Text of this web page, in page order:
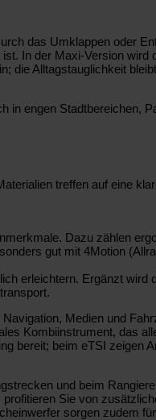
das Umklappen oder
In der Maxi-Version wird
die Alltagstauglichkeit
in engen Stadtbereichen,
treffen auf eine
Dazu zählen
gut mit 4Motion
erleichtern. Ergänzt wird
Medien und
Kombiinstrument, das
bereit; beim eTSI zeigen
und beim
Sie von
sorgen zudem